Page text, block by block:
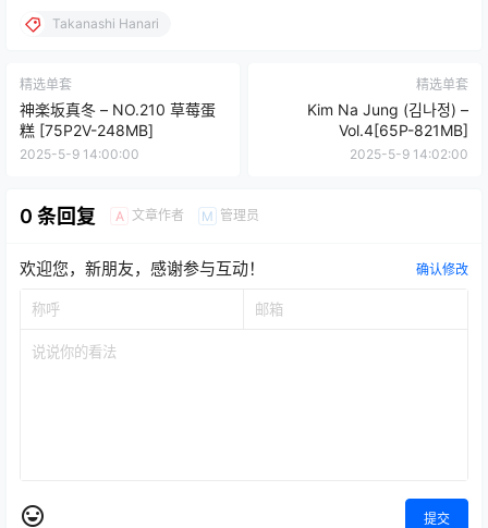
Takanashi Hanari
精选单套
神楽坂真冬 – NO.210 草莓蛋
糕 [75P2V-248MB]
2025-5-9 14:00:00
精选单套
Kim Na Jung (김나정) –
Vol.4[65P-821MB]
2025-5-9 14:02:00
0 条回复 A 文章作者 M 管理员
欢迎您，新朋友，感谢参与互动！ 确认修改
提交